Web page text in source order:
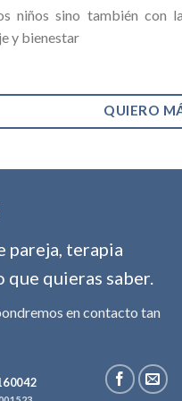
niños sino también con
y bienestar
QUIERO
pareja, terapia
quieras saber.
en contacto tan